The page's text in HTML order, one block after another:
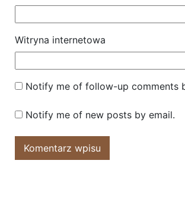
Witryna internetowa
Notify me of follow-up comments
Notify me of new posts by email.